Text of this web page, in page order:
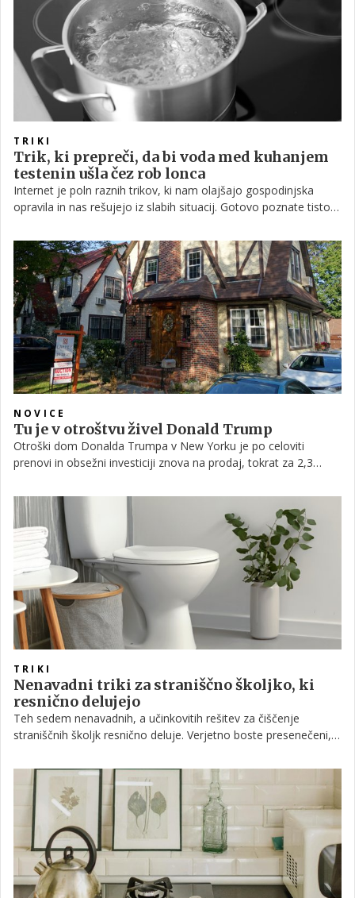
pomembno je, da se zavedamo možnih vzrokov ter s tem
požar preprečimo ali ga vsaj čim prej omejimo, če do njega
slučajno pride.
TRIKI
Trik, ki prepreči, da bi voda med kuhanjem
testenin ušla čez rob lonca
Internet je poln raznih trikov, ki nam olajšajo gospodinjska
opravila in nas rešujejo iz slabih situacij. Gotovo poznate tisto
nadzorovati, sicer bi zagotovo ušla čez rob. No, ko boste
prebrali tole, se vam to ne bo zgodilo nikoli več.
NOVICE
Tu je v otroštvu živel Donald Trump
Otroški dom Donalda Trumpa v New Yorku je po celoviti
prenovi in obsežni investiciji znova na prodaj, tokrat za 2,3
tri kopalnice in številne sodobne posodobitve ob ohranitvi
izvirnega pročelja privabljajo kupce, ki si želijo edinstveno
nepremičnino.
TRIKI
Nenavadni triki za straniščno školjko, ki
resnično delujejo
Teh sedem nenavadnih, a učinkovitih rešitev za čiščenje
straniščnih školjk resnično deluje. Verjetno boste presenečeni,
vzdrževanje higiene v vaši straniščni školjki. Preizkusite jih in
odkrijte, da močne in drage kemikalije v čistilih niso edina pot
do belega in dišečega stranišča.